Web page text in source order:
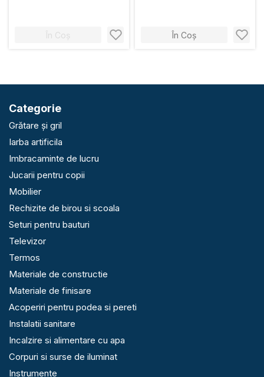
În Coș În Coș
Categorie
Grătare și gril
Iarba artificila
Imbracaminte de lucru
Jucarii pentru copii
Mobilier
Rechizite de birou si scoala
Seturi pentru bauturi
Televizor
Termos
Materiale de constructie
Materiale de finisare
Acoperiri pentru podea si pereti
Instalatii sanitare
Incalzire si alimentare cu apa
Corpuri si surse de iluminat
Instrumente